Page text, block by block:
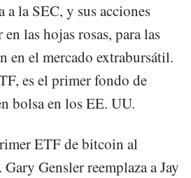
la SEC, y sus acciones
las hojas rosas, para las
en el mercado extrabursátil.
es el primer fondo de
bolsa en los EE. UU.
ETF de bitcoin al
Gensler reemplaza a Jay